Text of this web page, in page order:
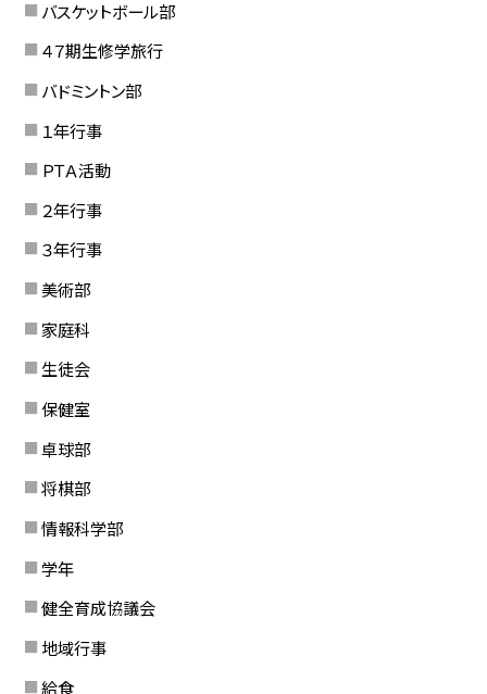
バスケットボール部
４７期生修学旅行
バドミントン部
１年行事
ＰＴＡ活動
２年行事
３年行事
美術部
家庭科
生徒会
保健室
卓球部
将棋部
情報科学部
学年
健全育成協議会
地域行事
給食